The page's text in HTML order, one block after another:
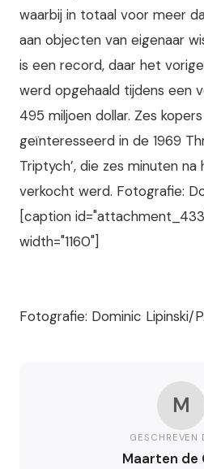
waarbij in totaal voor meer
aan objecten van eigenaar
is een record, daar het
werd opgehaald tijdens een
495 miljoen dollar. Zes
geïnteresseerd in de 1969
Triptych’, die zes minuten
verkocht werd. Fotografie:
[caption
width="1160"]
Fotografie: Dominic Lipinski/
M
GESCHREVEN
Maarten de